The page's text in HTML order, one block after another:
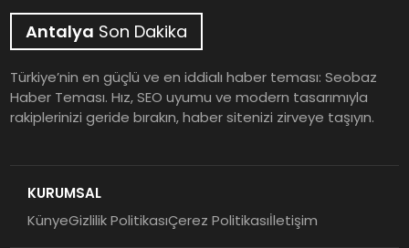
Antalya Son Dakika
Türkiye’nin en güçlü ve en iddialı haber teması: Seobaz
Haber Teması. Hız, SEO uyumu ve modern tasarımıyla
rakiplerinizi geride bırakın, haber sitenizi zirveye taşıyın.
KURUMSAL
KünyeGizlilik PolitikasıÇerez Politikasıİletişim